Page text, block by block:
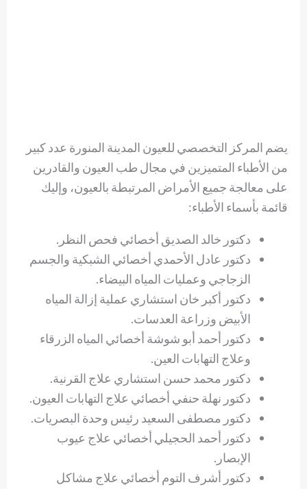
يضم المركز التخصصي للعيون المدينة المنورة عدد كبير
من الأطباء المتميزين في مجال طب العيون والقادرين
على معالجة جميع الأمراض المرتبطة بالعيون، وإليك
قائمة بأسماء الأطباء:
دكتور خالد الصديق أخصائي فحص النظر.
دكتور عادل الأحمدي أخصائي الشبكية والجسم
الزجاجي وعمليات المياه البيضاء.
دكتور أكبر خان استشاري عملية إزالة المياه
الأبيض وزراعة العدسات.
دكتور أحمد أبو شوشة أخصائي المياه الزرقاء
وعلاج التهابات العين.
دكتور محمد حسن استشاري علاج القرنية.
دكتور نهلة حنفي أخصائي علاج التهابات العيون.
دكتور مصطفى السعيد رئيس وحدة البصريات.
دكتور أحمد الحجيلي أخصائي علاج عيوب
الإبصار.
دكتور أشرف التوم أخصائي علاج مشاكل